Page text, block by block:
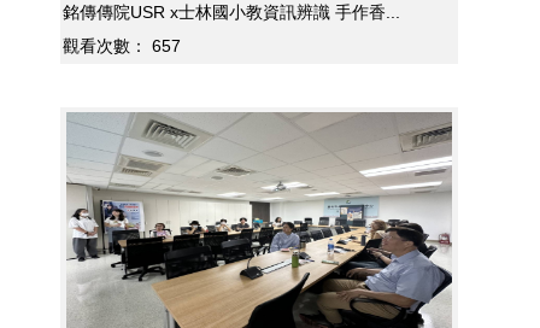
銘傳傳院USR x士林國小教資訊辨識 手作香...
觀看次數：
657